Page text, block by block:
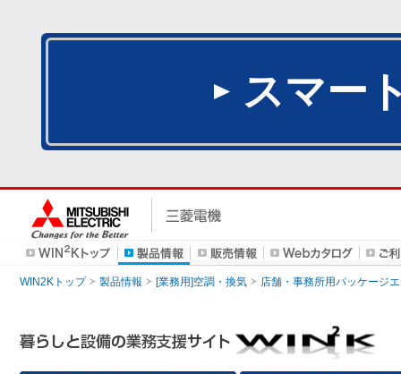
スマー
WIN2Kトップ 製品情報 [業務用]空調・換気 店舗・事務所用パッケージ